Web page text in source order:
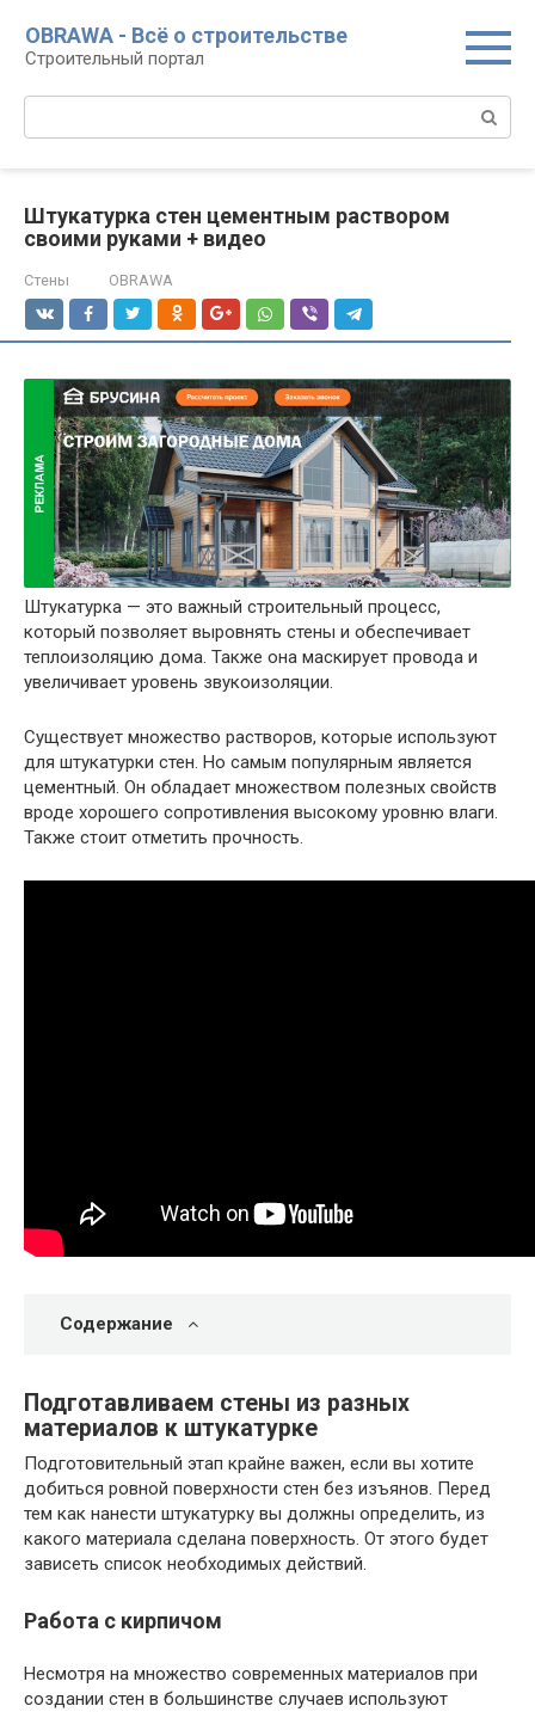
контенту
OBRAWA - Всё о строительстве
Строительный портал
Штукатурка стен цементным раствором
своими руками + видео
Стены OBRAWA
Штукатурка — это важный строительный процесс,
который позволяет выровнять стены и обеспечивает
теплоизоляцию дома. Также она маскирует провода и
увеличивает уровень звукоизоляции.
Существует множество растворов, которые используют
для штукатурки стен. Но самым популярным является
цементный. Он обладает множеством полезных свойств
вроде хорошего сопротивления высокому уровню влаги.
Также стоит отметить прочность.
Содержание
Подготавливаем стены из разных
материалов к штукатурке
Подготовительный этап крайне важен, если вы хотите
добиться ровной поверхности стен без изъянов. Перед
тем как нанести штукатурку вы должны определить, из
какого материала сделана поверхность. От этого будет
зависеть список необходимых действий.
Работа с кирпичом
Несмотря на множество современных материалов при
создании стен в большинстве случаев используют